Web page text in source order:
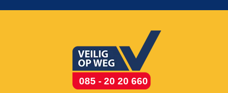
085 - 20 20 660